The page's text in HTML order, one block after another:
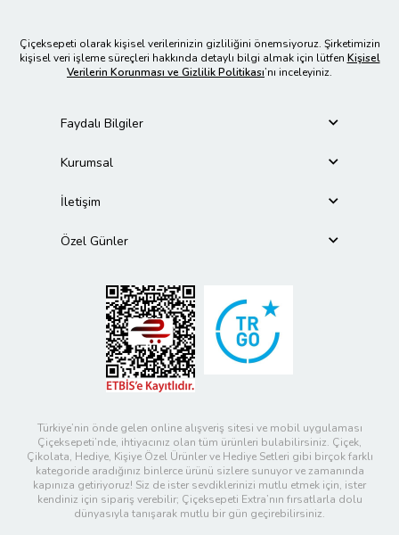
Çiçeksepeti olarak kişisel verilerinizin gizliliğini önemsiyoruz. Şirketimizin
kişisel veri işleme süreçleri hakkında detaylı bilgi almak için lütfen Kişisel
Verilerin Korunması ve Gizlilik Politikası’nı inceleyiniz.
Faydalı Bilgiler
Kurumsal
İletişim
Özel Günler
Türkiye’nin önde gelen online alışveriş sitesi ve mobil uygulaması
Çiçeksepeti’nde, ihtiyacınız olan tüm ürünleri bulabilirsiniz. Çiçek,
Çikolata, Hediye, Kişiye Özel Ürünler ve Hediye Setleri gibi birçok farklı
kategoride aradığınız binlerce ürünü sizlere sunuyor ve zamanında
kapınıza getiriyoruz! Siz de ister sevdiklerinizi mutlu etmek için, ister
kendiniz için sipariş verebilir; Çiçeksepeti Extra’nın fırsatlarla dolu
dünyasıyla tanışarak mutlu bir gün geçirebilirsiniz.